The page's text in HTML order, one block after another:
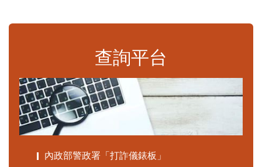
查詢平台
內政部警政署「打詐儀錶板」